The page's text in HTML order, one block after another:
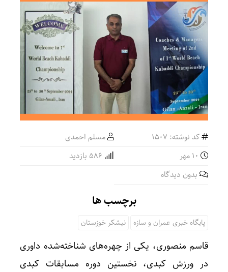
کد نوشته: 1507
مسلم احمدی
بدون دیدگاه
برچسب ها
پایگاه خبری عمران و سازه نیشکر خوزستان
قاسم منصوری، یکی از چهره‌های شناخته‌شده داوری
در ورزش کبدی، نخستین دوره مسابقات کبدی